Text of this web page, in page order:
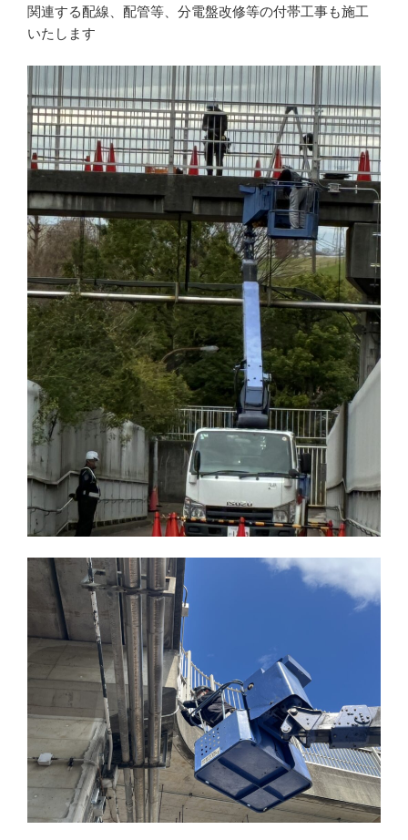
関連する配線、配管等、分電盤改修等の付帯工事も施工
いたします